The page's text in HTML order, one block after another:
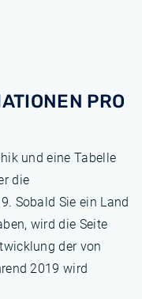
PRO
und eine Tabelle
die
Sobald Sie ein Land
wird die Seite
der von
2019 wird